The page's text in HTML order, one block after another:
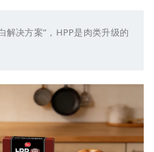
解决方案”，HPP是肉类升级的